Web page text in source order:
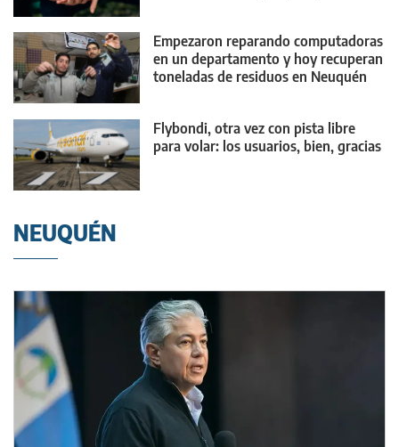
Empezaron reparando computadoras
en un departamento y hoy recuperan
toneladas de residuos en Neuquén
Flybondi, otra vez con pista libre
para volar: los usuarios, bien, gracias
NEUQUÉN